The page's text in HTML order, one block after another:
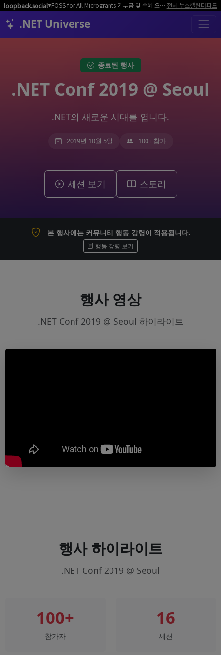
loopback.social▼ FOSS for All Microgrants 기부금 및 수혜 오픈소스 프로젝트/커뮤니티 모집 전체 뉴스캘린더피드
.NET Universe
종료된 행사
.NET Conf 2019 @ Seoul
.NET의 새로운 시대를 엽니다.
2019년 10월 5일 100+ 참가
세션 보기 스토리
본 행사에는 커뮤니티 행동 강령이 적용됩니다.
행동 강령 보기
행사 영상
.NET Conf 2019 @ Seoul 하이라이트
행사 하이라이트
.NET Conf 2019 @ Seoul
100+
참가자
16
세션